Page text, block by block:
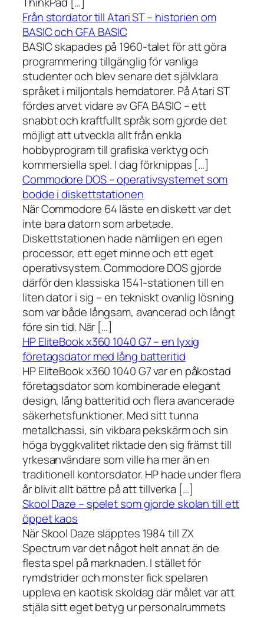
Från stordator till Atari ST – historien om
BASIC och GFA BASIC
BASIC skapades på 1960-talet för att göra
programmering tillgänglig för vanliga
studenter och blev senare det självklara
språket i miljontals hemdatorer. På Atari ST
fördes arvet vidare av GFA BASIC – ett
snabbt och kraftfullt språk som gjorde det
möjligt att utveckla allt från enkla
hobbyprogram till grafiska verktyg och
kommersiella spel. I dag förknippas […]
Commodore DOS – operativsystemet som
bodde i diskettstationen
När Commodore 64 läste en diskett var det
inte bara datorn som arbetade.
Diskettstationen hade nämligen en egen
processor, ett eget minne och ett eget
operativsystem. Commodore DOS gjorde
därför den klassiska 1541-stationen till en
liten dator i sig – en tekniskt ovanlig lösning
som var både långsam, avancerad och långt
före sin tid. När […]
HP EliteBook x360 1040 G7 – en lyxig
företagsdator med lång batteritid
HP EliteBook x360 1040 G7 var en påkostad
företagsdator som kombinerade elegant
design, lång batteritid och flera avancerade
säkerhetsfunktioner. Med sitt tunna
metallchassi, sin vikbara pekskärm och sin
höga byggkvalitet riktade den sig främst till
yrkesanvändare som ville ha mer än en
traditionell kontorsdator. HP hade under flera
år blivit allt bättre på att tillverka […]
Skool Daze – spelet som gjorde skolan till ett
öppet kaos
När Skool Daze släpptes 1984 till ZX
Spectrum var det något helt annat än de
flesta spel på marknaden. I stället för
rymdstrider och monster fick spelaren
uppleva en kaotisk skoldag där målet var att
stjäla sitt eget betyg ur personalrummets